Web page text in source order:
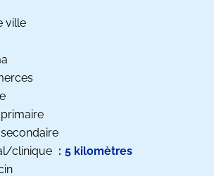
ville
clinique
5 kilomètres